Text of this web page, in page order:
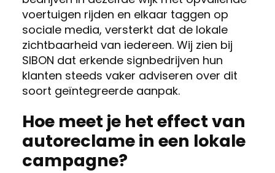
voertuigen rijden en elkaar taggen op
sociale media, versterkt dat de lokale
zichtbaarheid van iedereen. Wij zien bij
SIBON dat erkende signbedrijven hun
klanten steeds vaker adviseren over dit
soort geïntegreerde aanpak.
Hoe meet je het effect van
autoreclame in een lokale
campagne?